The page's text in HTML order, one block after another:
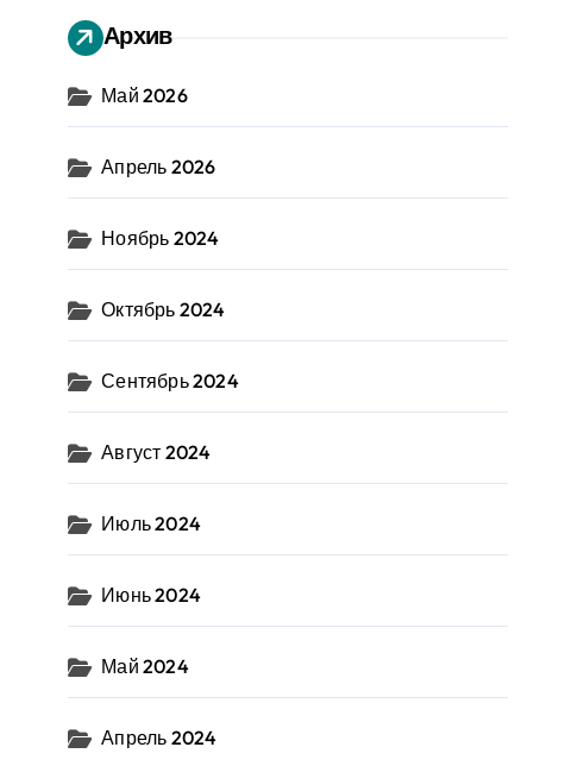
Архив
Май 2026
Апрель 2026
Ноябрь 2024
Октябрь 2024
Сентябрь 2024
Август 2024
Июль 2024
Июнь 2024
Май 2024
Апрель 2024